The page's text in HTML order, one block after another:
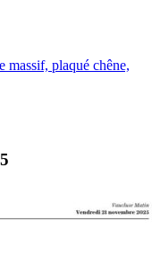
massif, plaqué chêne,